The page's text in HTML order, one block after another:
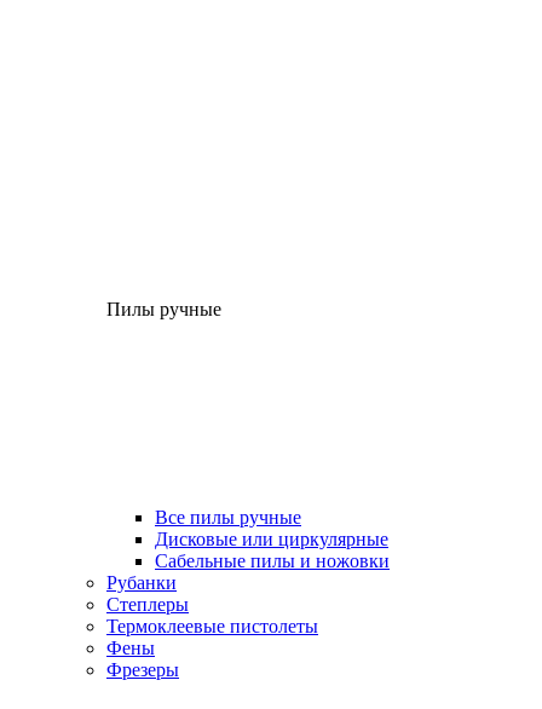
Пилы ручные
Все пилы ручные
Дисковые или циркулярные
Сабельные пилы и ножовки
Рубанки
Степлеры
Термоклеевые пистолеты
Фены
Фрезеры